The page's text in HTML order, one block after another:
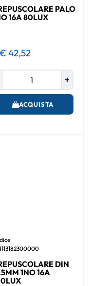
PALO
16A 80LUX
€ 42,52
ACQUISTA
DIN
1NO 16A